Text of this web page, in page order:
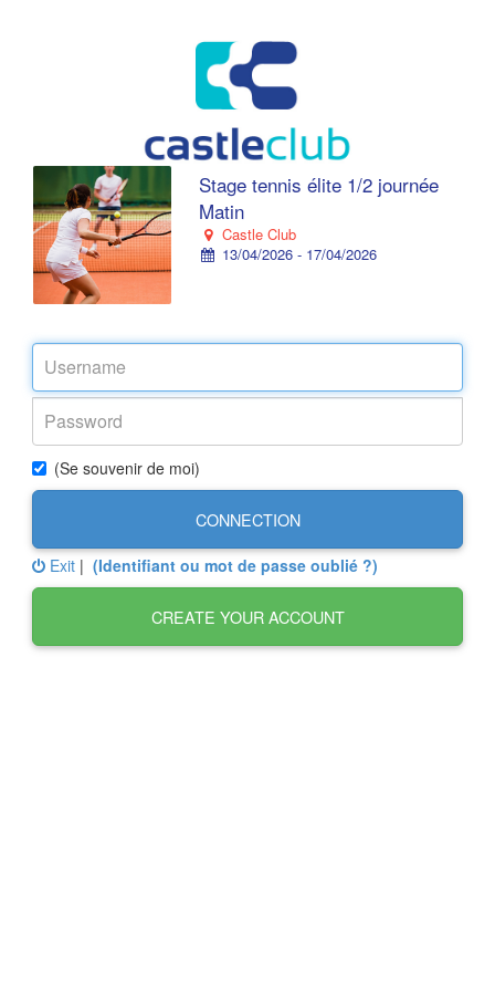
Stage tennis élite 1/2 journée
Matin
Castle Club
13/04/2026 - 17/04/2026
(Se souvenir de moi)
CONNECTION
Exit | (Identifiant ou mot de passe oublié ?)
CREATE YOUR ACCOUNT